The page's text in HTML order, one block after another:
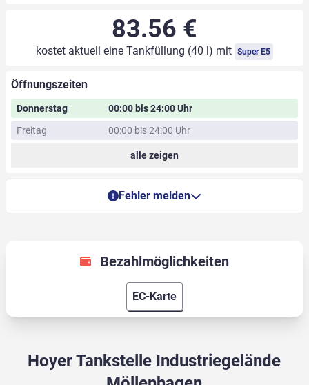
83.56 €
kostet aktuell eine Tankfüllung (40 l) mit Super E5
Öffnungszeiten
Donnerstag
00:00 bis 24:00 Uhr
Freitag
00:00 bis 24:00 Uhr
alle zeigen
Fehler melden
Bezahlmöglichkeiten
EC-Karte
Hoyer Tankstelle Industriegelände